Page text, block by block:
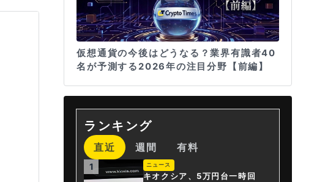
仮想通貨の今後はどうなる？業界有識者40
名が予測する2026年の注目分野【前編】
ランキング
直近 週間 有料
1 ニュース
キオクシア、5万円台一時回